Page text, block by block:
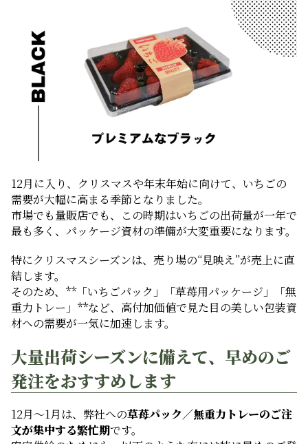
12月に入り、クリスマスや年末年始に向けて、いちごの
需要が大幅に高まる季節となりました。
市場でも量販店でも、この時期はいちごの出荷量が一年で
最も多く、パッケージ資材の準備が大変重要になります。
特にクリスマスシーズンは、売り場の“見映え”が売上に直
結します。
そのため、**「いちごパック」「草苺用パッケージ」「無
重力トレー」**など、高付加価値で見た目の美しい包装資
材への需要が一気に加速します。
大量出荷シーズンに備えて、早めのご
発注をおすすめします
12月〜1月は、弊社への草苺パック／無重力トレーのご注
文が集中する繁忙期です。